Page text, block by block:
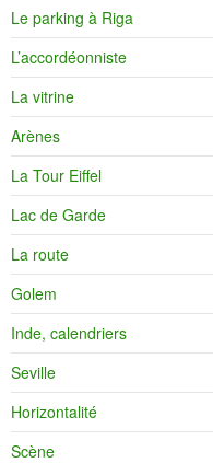
Le parking à Riga
L’accordéonniste
La vitrine
Arènes
La Tour Eiffel
Lac de Garde
La route
Golem
Inde, calendriers
Seville
Horizontalité
Scène